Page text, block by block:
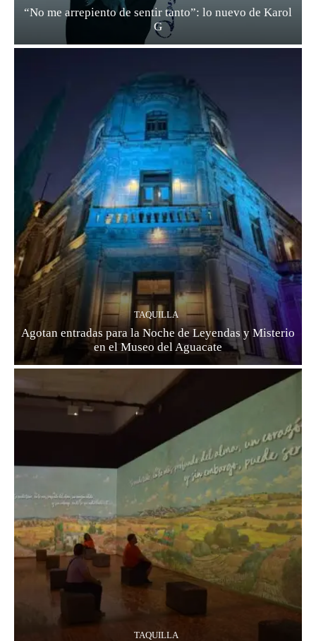
“No me arrepiento de sentir tanto”: lo nuevo de Karol
G
TAQUILLA
Agotan entradas para la Noche de Leyendas y Misterio
en el Museo del Aguacate
TAQUILLA